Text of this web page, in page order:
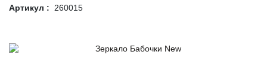
Артикул : 260015